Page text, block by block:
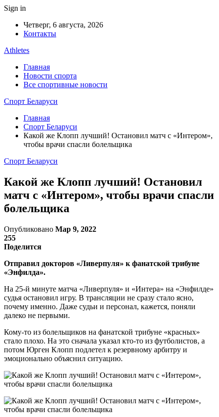
Sign in
Четверг, 6 августа, 2026
Контакты
Athletes
Главная
Новости спорта
Все спортивные новости
Спорт Беларуси
Главная
Спорт Беларуси
Какой же Клопп лучший! Остановил матч с «Интером»,
чтобы врачи спасли болельщика
Спорт Беларуси
Какой же Клопп лучший! Остановил
матч с «Интером», чтобы врачи спасли
болельщика
Опубликовано Мар 9, 2022
255
Поделится
Отправил докторов «Ливерпуля» к фанатской трибуне
«Энфилда».
На 25-й минуте матча «Ливерпуля» и «Интера» на «Энфилде»
судья остановил игру. В трансляции не сразу стало ясно,
почему именно. Даже судьи и персонал, кажется, поняли
далеко не первыми.
Кому-то из болельщиков на фанатской трибуне «красных»
стало плохо. На это сначала указал кто-то из футболистов, а
потом Юрген Клопп подлетел к резервному арбитру и
эмоционально объяснил ситуацию.